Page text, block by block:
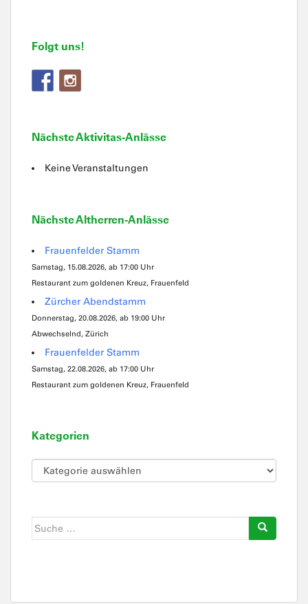
Folgt uns!
Nächste Aktivitas-Anlässe
Keine Veranstaltungen
Nächste Altherren-Anlässe
Frauenfelder Stamm
Samstag, 15.08.2026, ab 17:00 Uhr
Restaurant zum goldenen Kreuz, Frauenfeld
Zürcher Abendstamm
Donnerstag, 20.08.2026, ab 19:00 Uhr
Abwechselnd, Zürich
Frauenfelder Stamm
Samstag, 22.08.2026, ab 17:00 Uhr
Restaurant zum goldenen Kreuz, Frauenfeld
Kategorien
Kategorien
Suche